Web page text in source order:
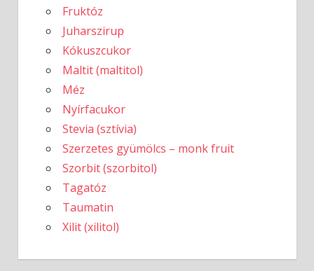
Fruktóz
Juharszirup
Kókuszcukor
Maltit (maltitol)
Méz
Nyírfacukor
Stevia (sztívia)
Szerzetes gyümölcs – monk fruit
Szorbit (szorbitol)
Tagatóz
Taumatin
Xilit (xilitol)